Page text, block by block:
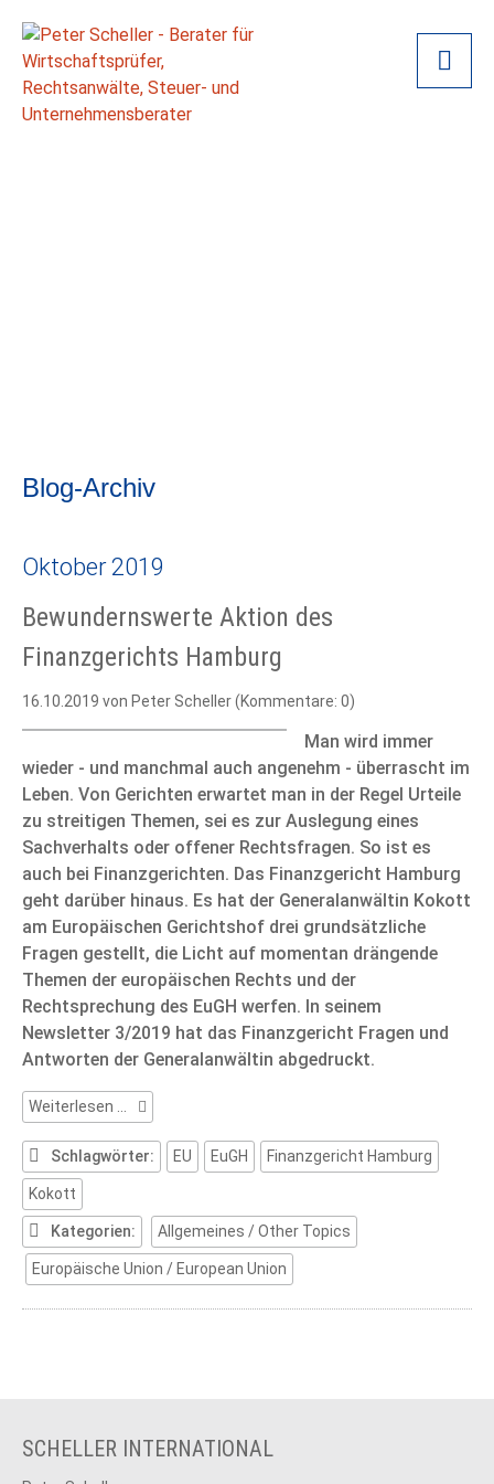
Blog-Archiv
Oktober 2019
Bewundernswerte Aktion des
Finanzgerichts Hamburg
16.10.2019 von Peter Scheller (Kommentare: 0)
Man wird immer
wieder - und manchmal auch angenehm - überrascht im
Leben. Von Gerichten erwartet man in der Regel Urteile
zu streitigen Themen, sei es zur Auslegung eines
Sachverhalts oder offener Rechtsfragen. So ist es
auch bei Finanzgerichten. Das Finanzgericht Hamburg
geht darüber hinaus. Es hat der Generalanwältin Kokott
am Europäischen Gerichtshof drei grundsätzliche
Fragen gestellt, die Licht auf momentan drängende
Themen der europäischen Rechts und der
Rechtsprechung des EuGH werfen. In seinem
Newsletter 3/2019 hat das Finanzgericht Fragen und
Antworten der Generalanwältin abgedruckt.
Weiterlesen …
Bewundernswerte
Aktion
des
Finanzgerichts
Schlagwörter: EU EuGH Finanzgericht Hamburg
Kokott
Kategorien: Allgemeines / Other Topics
Europäische Union / European Union
SCHELLER INTERNATIONAL